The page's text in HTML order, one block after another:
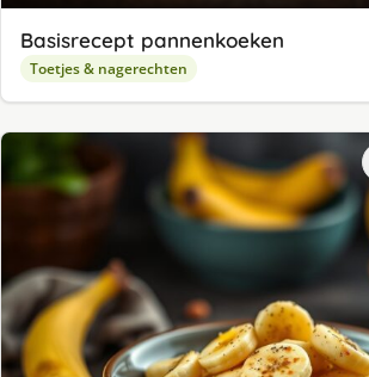
Basisrecept pannenkoeken
Toetjes & nagerechten